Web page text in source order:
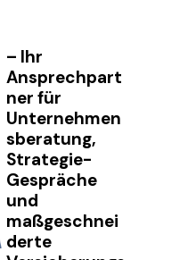
– Ihr
Ansprechpart
ner für
Unternehmen
sberatung,
Strategie-
Gespräche
und
maßgeschnei
derte